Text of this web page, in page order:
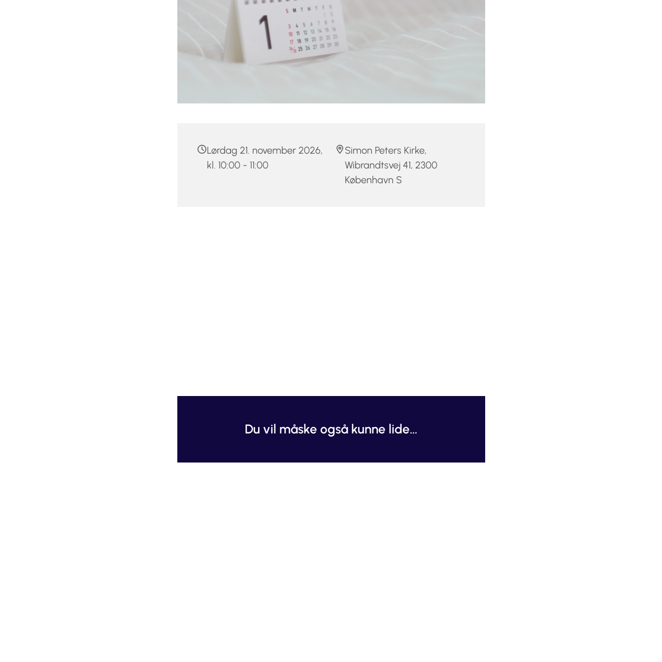
Lørdag 21. november 2026,
kl. 10:00 - 11:00
Simon Peters Kirke,
Wibrandtsvej 41, 2300
København S
Du vil måske også kunne lide...